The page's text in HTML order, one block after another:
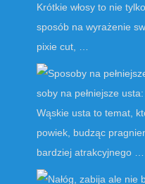
Krótkie włosy to nie
sposób na wyrażenie
pixie cut, …
soby na pełniejsze
Wąskie usta to temat,
powiek, budząc
bardziej atrakcyjnego …